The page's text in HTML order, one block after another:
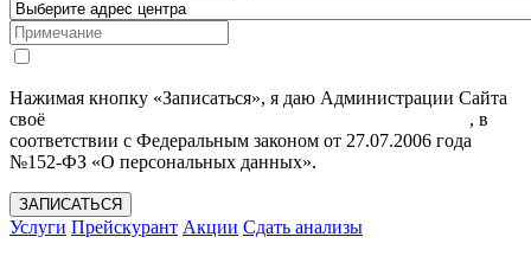
Нажимая кнопку «Записаться», я даю Администрации Сайта
своё
, в
соответствии с Федеральным законом от 27.07.2006 года
№152-ФЗ «О персональных данных».
ЗАПИСАТЬСЯ
Услуги Прейскурант Акции Сдать анализы